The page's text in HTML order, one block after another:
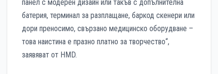
панел с модерен дизайн или такъв с допълнителна
батерия, терминал за разплащане, баркод скенери или
дори преносимо, свързано медицинско оборудване –
това наистина е празно платно за творчество“,
заявяват от HMD.